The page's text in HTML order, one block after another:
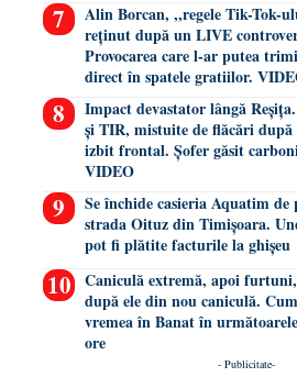
Alin Borcan, ,,regele Tik-Tok-
reținut după un LIVE
Provocarea care l-ar putea
direct în spatele gratiilor.
Impact devastator lângă
și TIR, mistuite de flăcări după
izbit frontal. Șofer găsit
VIDEO
Se închide casieria Aquatim de
strada Oituz din Timișoara.
pot fi plătite facturile la ghișeu
Caniculă extremă, apoi
după ele din nou caniculă.
vremea în Banat în
ore
- Publicitate-